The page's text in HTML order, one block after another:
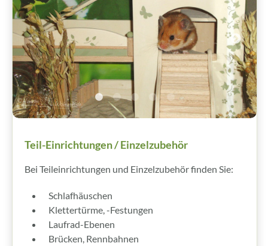
Teil-Einrichtungen / Einzelzubehör
Bei Teileinrichtungen und Einzelzubehör finden Sie:
Schlafhäuschen
Klettertürme, -Festungen
Laufrad-Ebenen
Brücken, Rennbahnen